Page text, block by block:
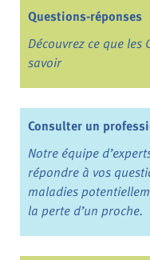
Questions-réponses
Découvrez ce que les
savoir
Consulter un
Notre équipe
répondre à vos
maladies
la perte d’un proche.